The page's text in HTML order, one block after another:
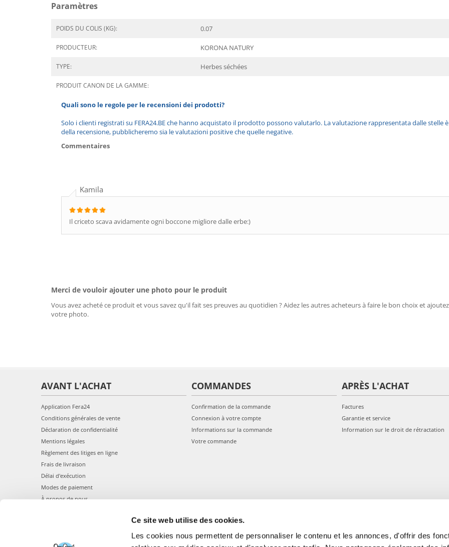
Ce site web utilise des cookies.
Les cookies nous permettent de personnaliser le contenu et les annonces, d'offrir des
Paramètres
POIDS DU COLIS (KG): 0.07
PRODUCTEUR: KORONA NATURY
TYPE: Herbes séchées
PRODUIT CANON DE LA GAMME:
Quali sono le regole per le recensioni dei prodotti?
Solo i clienti registrati su FERA24.BE che hanno acquistato il prodotto possono valutarlo. La valutazione rappresentata dalle
della recensione, pubblicheremo sia le valutazioni positive che quelle negative.
Commentaires
Kamila
Il criceto scava avidamente ogni boccone migliore dalle erbe:)
Merci de vouloir ajouter une photo pour le produit
Vous avez acheté ce produit et vous savez qu'il fait ses preuves au quotidien ? Aidez les autres acheteurs à faire le bon choix et ajoutez
votre photo.
AVANT L'ACHAT
Application Fera24
Conditions générales de vente
Déclaration de confidentialité
Mentions légales
Règlement des litiges en ligne
Frais de livraison
Délai d'exécution
Modes de paiement
À propos de nous
COMMANDES
Confirmation de la commande
Connexion à votre compte
Informations sur la commande
Votre commande
APRÈS L'ACHAT
Factures
Garantie et service
Information sur le droit de rétractation